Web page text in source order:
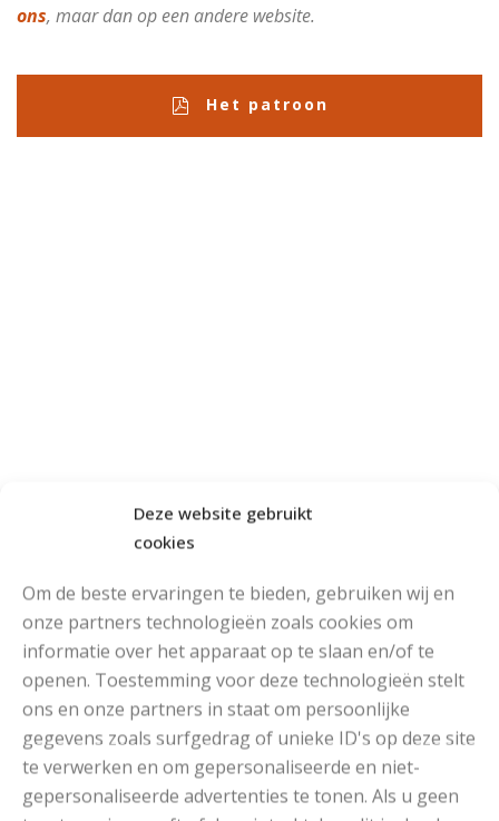
Deze website gebruikt
cookies
Om de beste ervaringen te bieden, gebruiken wij en
onze partners technologieën zoals cookies om
informatie over het apparaat op te slaan en/of te
openen. Toestemming voor deze technologieën stelt
ons en onze partners in staat om persoonlijke
gegevens zoals surfgedrag of unieke ID's op deze site
te verwerken en om gepersonaliseerde en niet-
gepersonaliseerde advertenties te tonen. Als u geen
ons, maar dan op een andere website.
Het patroon
Phildar Phil Coton 4
RECOMMENDED POSTS